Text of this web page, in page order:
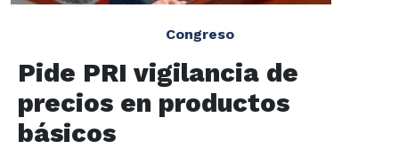
Congreso
Pide PRI vigilancia de
precios en productos
básicos